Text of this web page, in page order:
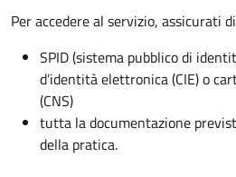
Per accedere al servizio, assicurati
SPID (sistema pubblico di
d’identità elettronica (CIE) o
(CNS)
tutta la documentazione
della pratica.